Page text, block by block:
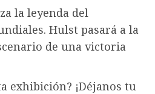
la leyenda del
Hulst pasará a la
de una victoria
exhibición? ¡Déjanos tu